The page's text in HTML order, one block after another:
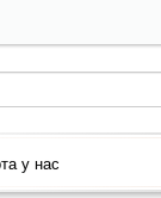
у нас